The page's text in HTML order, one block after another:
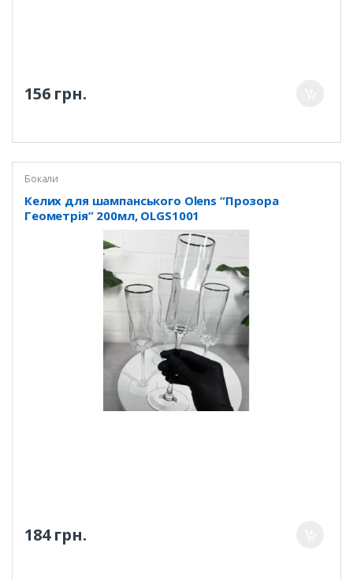
156 грн.
Бокали
Келих для шампанського Olens “Прозора
Геометрія” 200мл, OLGS1001
184 грн.